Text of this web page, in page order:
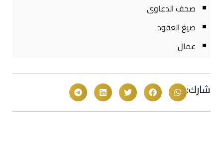
صحف الدعاوى
صيغ العقود
عمال
شارك: